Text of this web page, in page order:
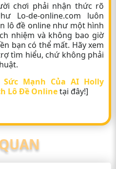
chơi phải nhận thức rõ
Lo-de-online.com luôn
lô đề online như một hình
nhiệm và không bao giờ
bạn có thể mất. Hãy xem
tìm hiểu, chứ không phải
Sức Mạnh Của AI Holly
Lô Đề Onlinetại đây!]